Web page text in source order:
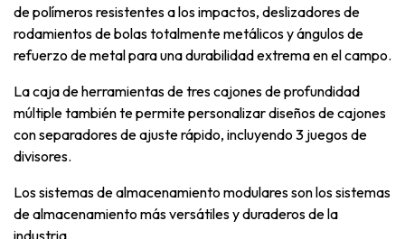
de polímeros resistentes a los impactos, deslizadores de
rodamientos de bolas totalmente metálicos y ángulos de
refuerzo de metal para una durabilidad extrema en el campo.
La caja de herramientas de tres cajones de profundidad
múltiple también te permite personalizar diseños de cajones
con separadores de ajuste rápido, incluyendo 3 juegos de
divisores.
Los sistemas de almacenamiento modulares son los sistemas
de almacenamiento más versátiles y duraderos de la
industria.